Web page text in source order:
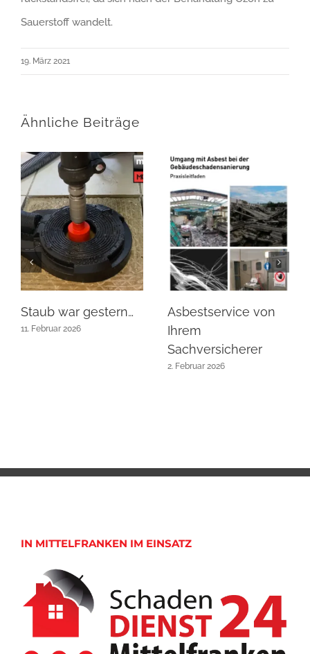
Sauerstoff wandelt.
19. März 2021
Ähnliche Beiträge
Staub war gestern…
11. Februar 2026
Asbestservice von
Ihrem
Sachversicherer
2. Februar 2026
IN MITTELFRANKEN IM EINSATZ